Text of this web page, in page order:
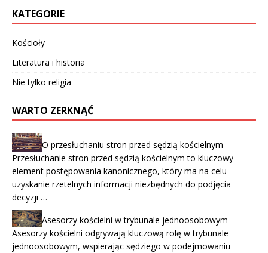
KATEGORIE
Kościoły
Literatura i historia
Nie tylko religia
WARTO ZERKNĄĆ
O przesłuchaniu stron przed sędzią kościelnym
Przesłuchanie stron przed sędzią kościelnym to kluczowy
element postępowania kanonicznego, który ma na celu
uzyskanie rzetelnych informacji niezbędnych do podjęcia
decyzji …
Asesorzy kościelni w trybunale jednoosobowym
Asesorzy kościelni odgrywają kluczową rolę w trybunale
jednoosobowym, wspierając sędziego w podejmowaniu